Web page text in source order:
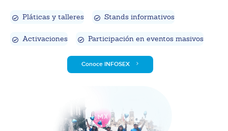
Pláticas y talleres Stands informativos
Activaciones Participación en eventos masivos
Conoce INFOSEX